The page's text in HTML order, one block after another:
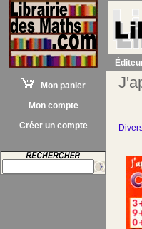
Mon panier
Mon compte
Créer un compte